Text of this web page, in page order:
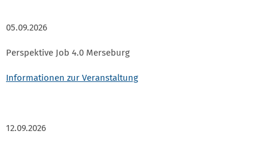
05.09.2026
Perspektive Job 4.0 Merseburg
Informationen zur Veranstaltung
12.09.2026